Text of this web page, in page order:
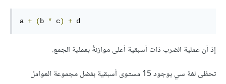
a + ( b * c) + d
إذ أن عملية الضرب ذات أسبقية أعلى موازنةً بعملية الجمع.
تحظى لغة سي بوجود 15 مستوى أسبقية بفضل مجموعة العوامل